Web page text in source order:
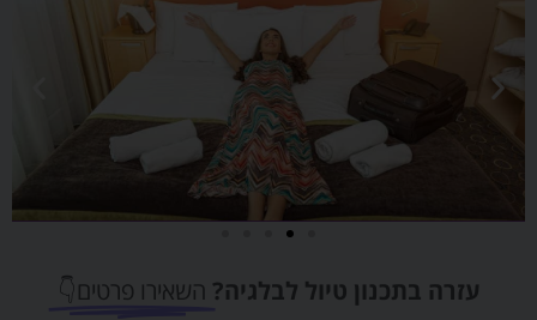
מציאת מלון
עזרה בתכנון טיול לבלגיה? השאירו פרטים👇